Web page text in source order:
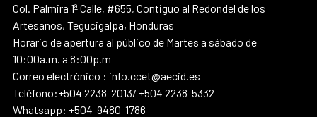
Col. Palmira 1ª Calle, #655, Contiguo al Redondel de los
Artesanos, Tegucigalpa, Honduras
Horario de apertura al público de Martes a sábado de
10:00a.m. a 8:00p.m
Correo electrónico : info.ccet@aecid.es
Teléfono:+504 2238-2013/ +504 2238-5332
Whatsapp: +504-9480-1786